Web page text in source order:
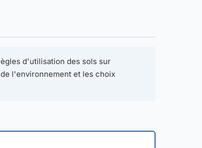
d'utilisation des sols sur
l'environnement et les choix